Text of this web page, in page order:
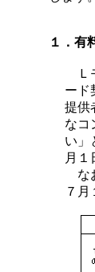
１．有
Ｌ
ード
提供
なコ
い」
月１
な
７月